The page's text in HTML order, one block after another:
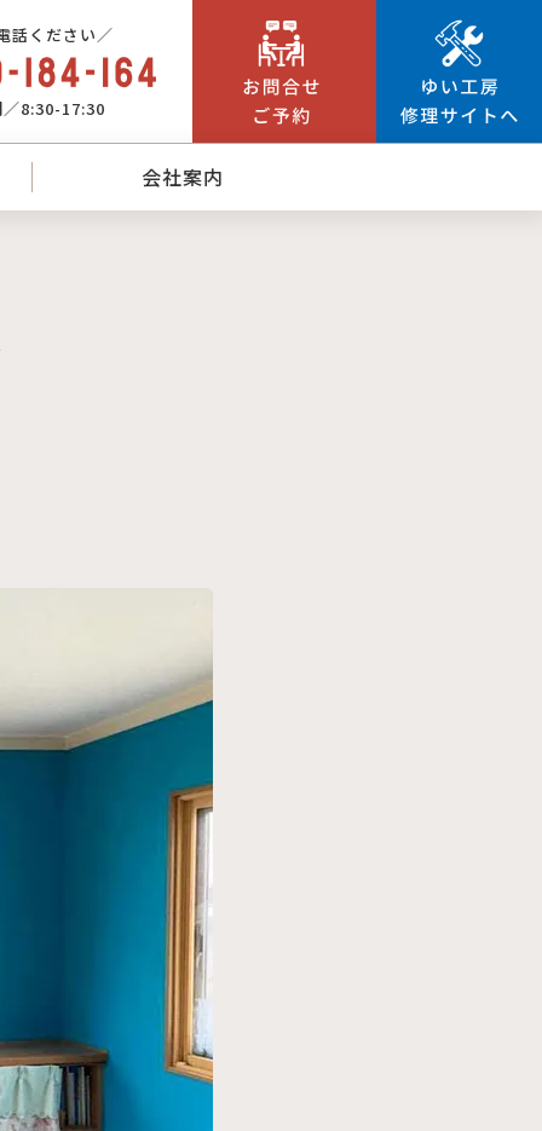
話ください／
／8:30-17:30
会社案内